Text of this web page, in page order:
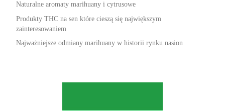
Naturalne aromaty marihuany i cytrusowe
Produkty THC na sen które cieszą się największym
zainteresowaniem
Najważniejsze odmiany marihuany w historii rynku nasion